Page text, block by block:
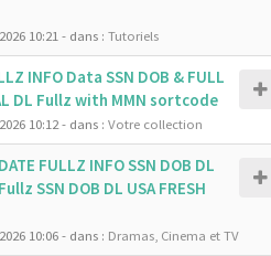
10:21 - dans : Tutoriels
INFO Data SSN DOB & FULL
DL Fullz with MMN sortcode
10:12- dans : Votre collection
FULLZ INFO SSN DOB DL
SSN DOB DL USA FRESH
10:06- dans : Dramas, Cinema et TV